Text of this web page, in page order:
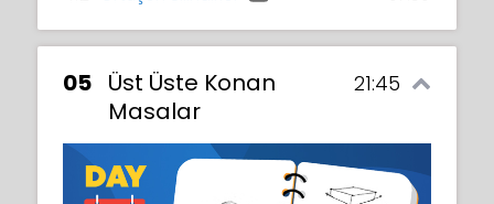
05 Üst Üste Konan
Masalar
21:45